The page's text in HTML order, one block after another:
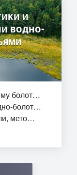
и
водно-
болот…
болот…
мето…